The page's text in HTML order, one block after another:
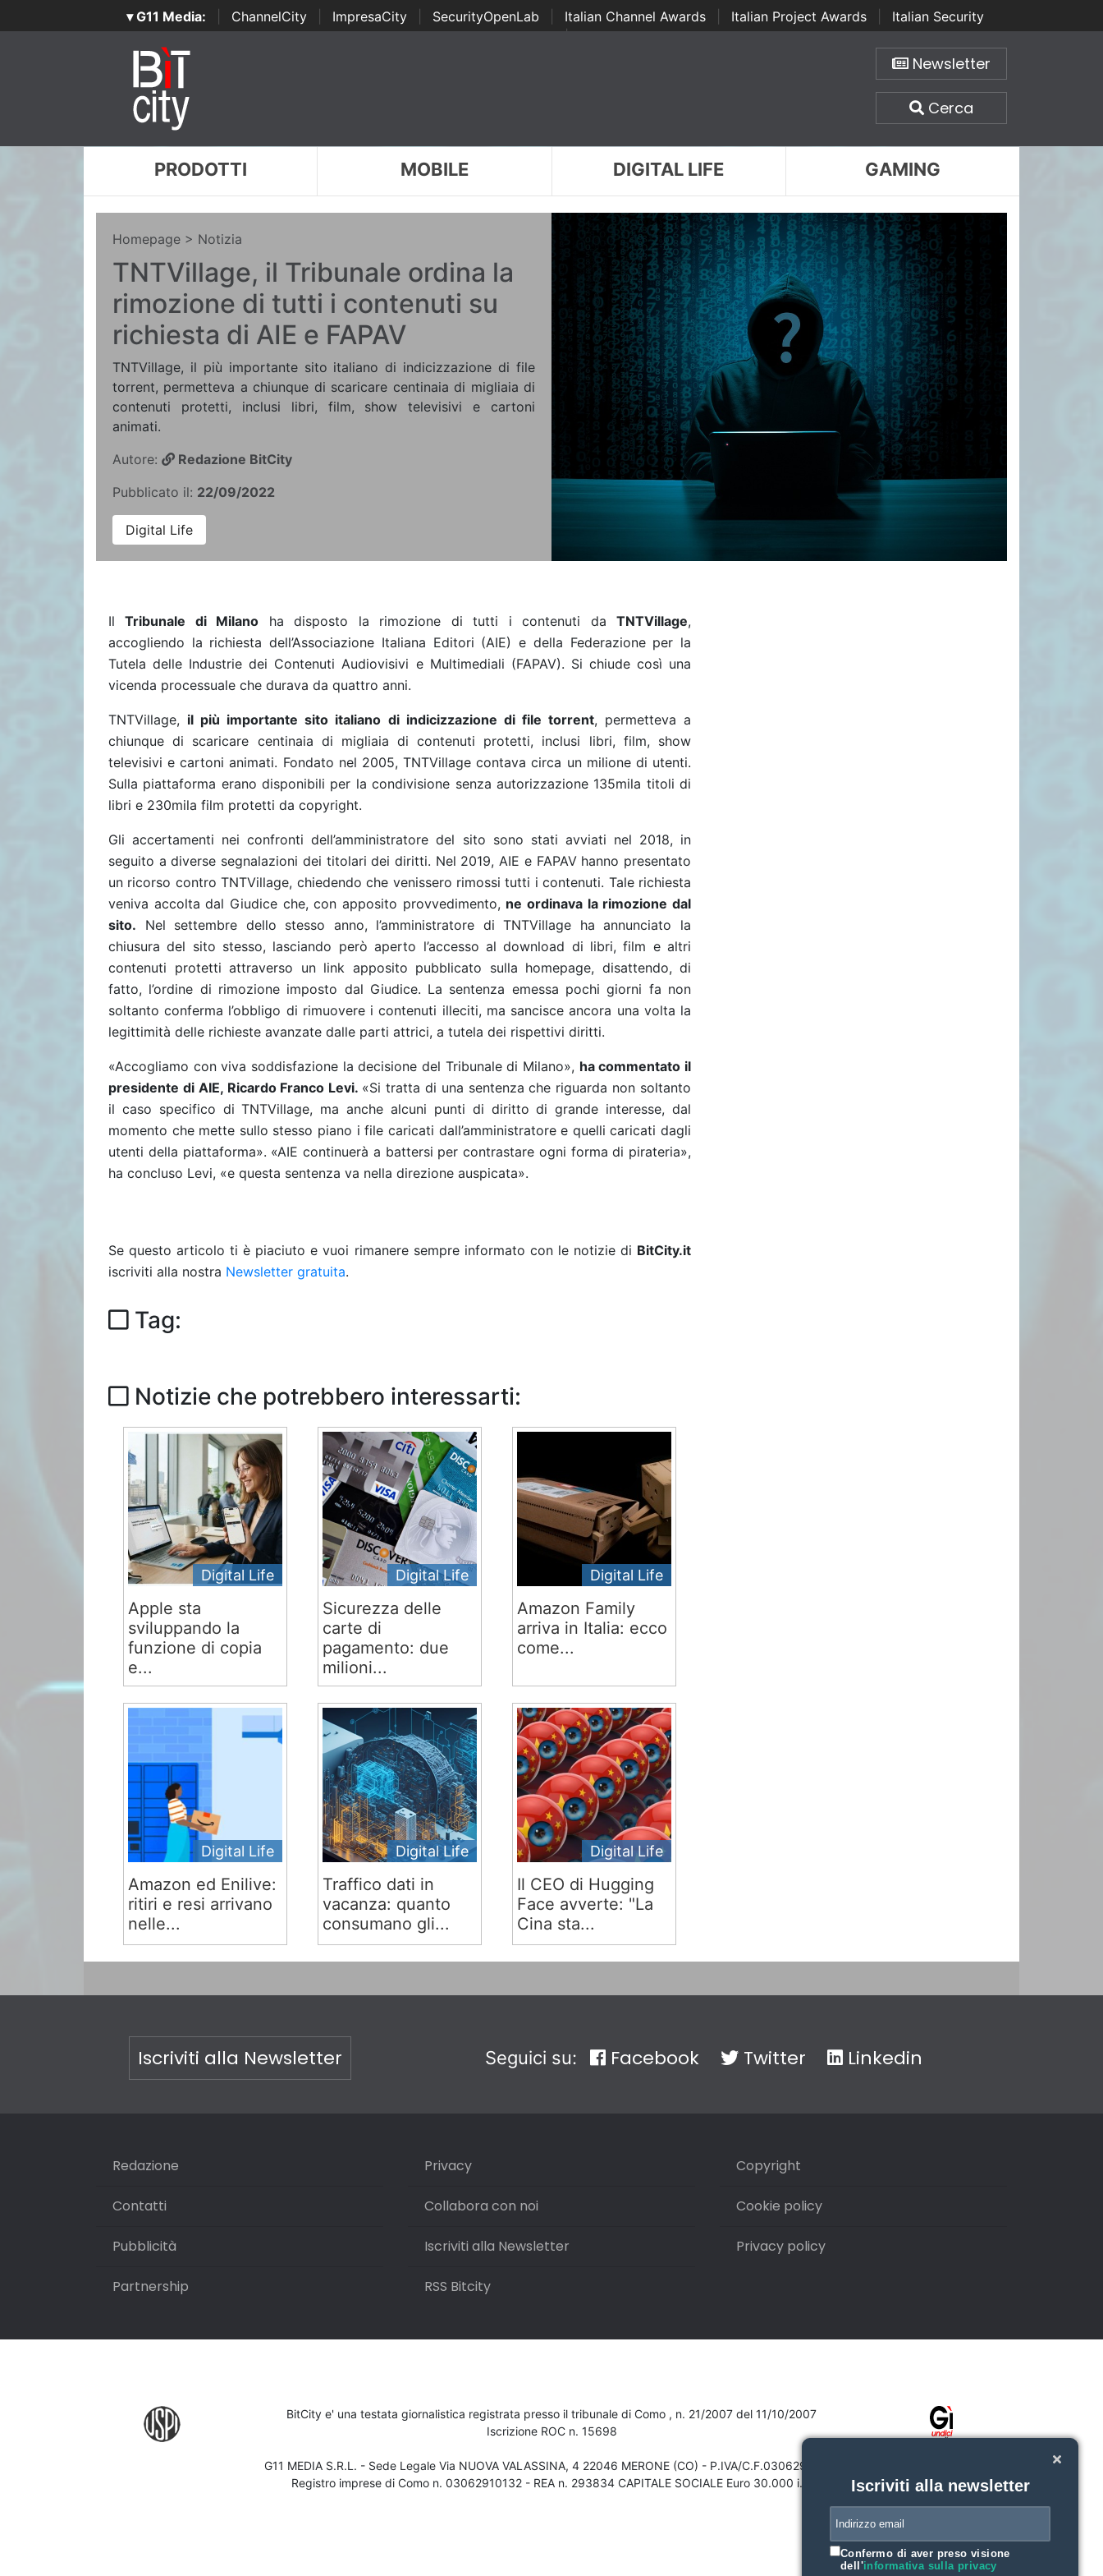
▾ G11 Media: ChannelCity ImpresaCity SecurityOpenLab Italian Channel Awards Italian Project Awards
Italian Security
Awards | ...
Newsletter
Cerca
PRODOTTI MOBILE DIGITAL LIFE GAMING
Homepage > Notizia
TNTVillage, il Tribunale ordina la
rimozione di tutti i contenuti su
richiesta di AIE e FAPAV
TNTVillage, il più importante sito italiano di indicizzazione di file
torrent, permetteva a chiunque di scaricare centinaia di migliaia di
contenuti protetti, inclusi libri, film, show televisivi e cartoni
animati.
Autore:
Redazione BitCity
Pubblicato il: 22/09/2022
Digital Life
IlTribunale di Milano ha disposto la rimozione di tutti i contenuti daTNTVillage,
accogliendo la richiesta dell’Associazione Italiana Editori (AIE) e della Federazione per la
Tutela delle Industrie dei Contenuti Audiovisivi e Multimediali (FAPAV). Si chiude così una
vicenda processuale che durava da quattro anni.
TNTVillage, il più importante sito italiano di indicizzazione di file torrent, permetteva a
chiunque di scaricare centinaia di migliaia di contenuti protetti, inclusi libri, film, show
televisivi e cartoni animati. Fondato nel 2005, TNTVillage contava circa un milione di utenti.
Sulla piattaforma erano disponibili per la condivisione senza autorizzazione 135mila titoli di
libri e 230mila film protetti da copyright.
Gli accertamenti nei confronti dell’amministratore del sito sono stati avviati nel 2018, in
seguito a diverse segnalazioni dei titolari dei diritti. Nel 2019, AIE e FAPAV hanno presentato
un ricorso contro TNTVillage, chiedendo che venissero rimossi tutti i contenuti. Tale richiesta
veniva accolta dal Giudice che, con apposito provvedimento, ne ordinava la rimozione dal
sito. Nel settembre dello stesso anno, l’amministratore di TNTVillage ha annunciato la
chiusura del sito stesso, lasciando però aperto l’accesso al download di libri, film e altri
contenuti protetti attraverso un link apposito pubblicato sulla homepage, disattendo, di
fatto, l’ordine di rimozione imposto dal Giudice. La sentenza emessa pochi giorni fa non
soltanto conferma l’obbligo di rimuovere i contenuti illeciti, ma sancisce ancora una volta la
legittimità delle richieste avanzate dalle parti attrici, a tutela dei rispettivi diritti.
«Accogliamo con viva soddisfazione la decisione del Tribunale di Milano», ha commentato il
presidente di AIE, Ricardo Franco Levi. «Si tratta di una sentenza che riguarda non soltanto
il caso specifico di TNTVillage, ma anche alcuni punti di diritto di grande interesse, dal
momento che mette sullo stesso piano i file caricati dall’amministratore e quelli caricati dagli
utenti della piattaforma». «AIE continuerà a battersi per contrastare ogni forma di pirateria»,
ha concluso Levi, «e questa sentenza va nella direzione auspicata».
Se questo articolo ti è piaciuto e vuoi rimanere sempre informato con le notizie di BitCity.it
iscriviti alla nostra Newsletter gratuita.
Tag:
Notizie che potrebbero interessarti:
Digital Life
Apple sta
sviluppando la
funzione di copia
e...
Digital Life
Sicurezza delle
carte di
pagamento: due
milioni...
Digital Life
Amazon Family
arriva in Italia: ecco
come...
Digital Life
Amazon ed Enilive:
ritiri e resi arrivano
nelle...
Digital Life
Traffico dati in
vacanza: quanto
consumano gli...
Digital Life
Il CEO di Hugging
Face avverte: "La
Cina sta...
Iscriviti alla Newsletter Seguici su: Facebook Twitter Linkedin
Redazione
Contatti
Pubblicità
Partnership
Privacy
Collabora con noi
Iscriviti alla Newsletter
RSS Bitcity
Copyright
Cookie policy
Privacy policy
BitCity e' una testata giornalistica registrata presso il tribunale di Como , n. 21/2007 del 11/10/2007
Iscrizione ROC n. 15698
G11 MEDIA S.R.L. - Sede Legale Via NUOVA VALASSINA, 4 22046 MERONE (CO) - P.IVA/C.F.03062910132
Registro imprese di Como n. 03062910132 - REA n. 293834 CAPITALE SOCIALE Euro 30.000 i.v.
Iscriviti alla newsletter
Confermo di aver preso visione
dell'informativa sulla privacy